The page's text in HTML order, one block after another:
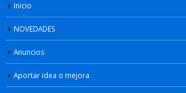
Inicio
NOVEDADES
Anuncios
Aportar idea o mejora